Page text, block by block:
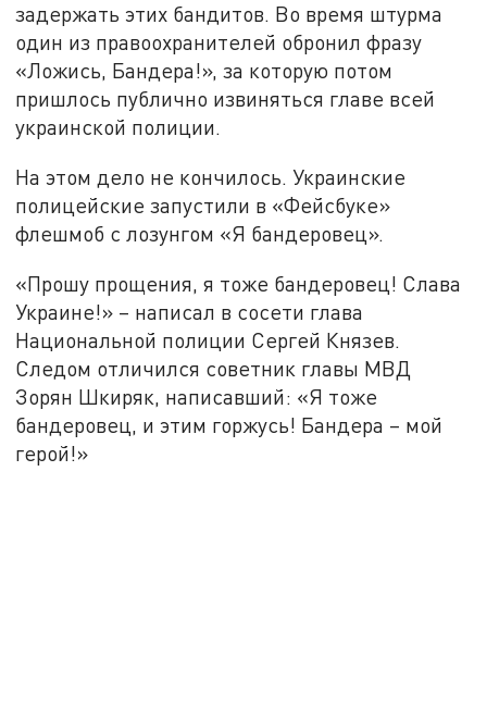
задержать этих бандитов. Во время штурма
один из правоохранителей обронил фразу
«Ложись, Бандера!», за которую потом
пришлось публично извиняться главе всей
украинской полиции.
На этом дело не кончилось. Украинские
полицейские запустили в «Фейсбуке»
флешмоб с лозунгом «Я бандеровец».
«Прошу прощения, я тоже бандеровец! Слава
Украине!» – написал в сосети глава
Национальной полиции Сергей Князев.
Следом отличился советник главы МВД
Зорян Шкиряк, написавший: «Я тоже
бандеровец, и этим горжусь! Бандера – мой
герой!»